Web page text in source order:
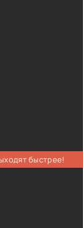
быстрее!